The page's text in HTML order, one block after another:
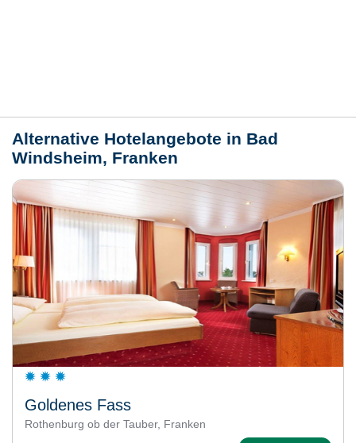
Alternative Hotelangebote in Bad
Windsheim, Franken
Goldenes Fass
Rothenburg ob der Tauber, Franken